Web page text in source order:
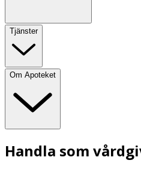
Tjänster
Om Apoteket
Handla som